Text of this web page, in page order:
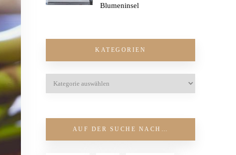
Blumeninsel
KATEGORIEN
AUF DER SUCHE NACH…